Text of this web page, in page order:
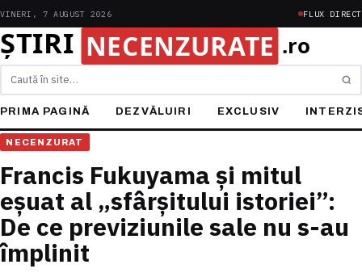
VINERI, 7 AUGUST 2026 FLUX DIRECT
Caută
PRIMA PAGINĂ DEZVĂLUIRI EXCLUSIV
NECENZURAT
Francis Fukuyama și mitul
eșuat al „sfârșitului istoriei”:
De ce previziunile sale nu s-au
împlinit